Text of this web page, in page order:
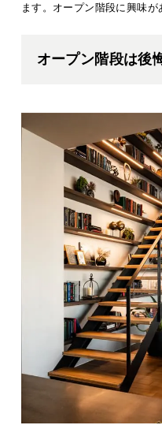
ます。オープン階段に興味が
オープン階段は後